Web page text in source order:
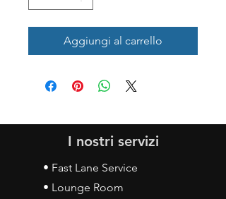
Aggiungi al carrello
I nostri servizi
• Fast Lane Service
• Lounge Room